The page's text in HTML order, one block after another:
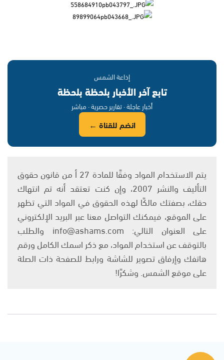
إذاعة الشمس
تابع آخر الأخبار بلحظة بلحظة
أخبار عاجلة · تقارير حصرية · مباشر
انضم للقناة ←
يتم الاستخدام المواد وفقًا للمادة 27 أ من قانون حقوق
التأليف والنشر 2007، وإن كنت تعتقد أنه تم انتهاك
حقك، بصفتك مالكًا لهذه الحقوق في المواد التي تظهر
على الموقع، فيمكنك التواصل معنا عبر البريد الإلكتروني
على العنوان التالي: info@ashams.com والطلب
بالتوقف عن استخدام المواد، مع ذكر اسمك الكامل ورقم
هاتفك وإرفاق تصوير للشاشة ورابط للصفحة ذات الصلة
على موقع الشمس. وشكرًا!